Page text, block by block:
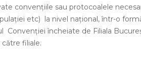
convențiile sau protocoalele
etc) la nivel național, într-o
încheiate de Filiala
filiale.